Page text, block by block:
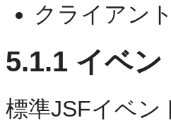
クライアン
5.1.1 イベン
標準JSFイベン